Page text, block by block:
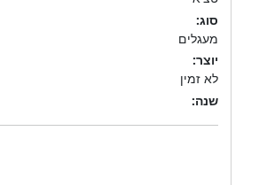
סוג:
מעגלים
יוצר:
לא זמין
שנה: